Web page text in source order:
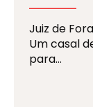
Juiz de
Um casal
para…